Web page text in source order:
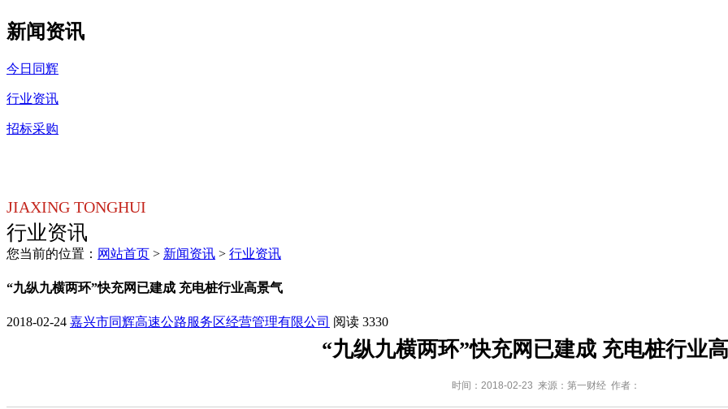
新闻资讯
今日同辉
行业资讯
招标采购
JIAXING TONGHUI
行业资讯
您当前的位置： 网站首页 > 新闻资讯 > 行业资讯
“九纵九横两环”快充网已建成 充电桩行业高景气
2018-02-24 嘉兴市同辉高速公路服务区经营管理有限公司 阅读 3330
“九纵九横两环”快充网已建成 充电桩行业
时间：2018-02-23 来源：第一财经 作者：